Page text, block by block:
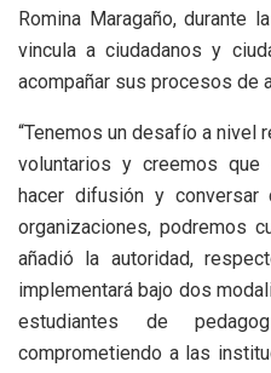
Romina Maragaño, durante
vincula a ciudadanos y
acompañar sus procesos de
“Tenemos un desafío a nivel
voluntarios y creemos
hacer difusión y
organizaciones, podremos
añadió la autoridad,
implementará bajo dos
estudiantes de
comprometiendo a las